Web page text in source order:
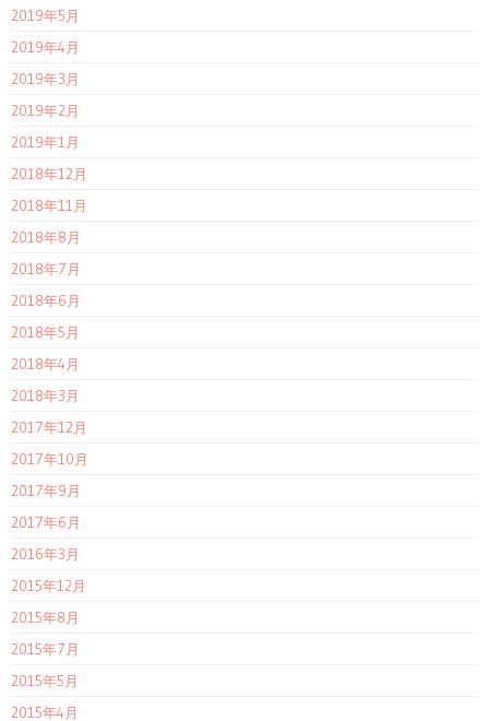
2019年5月
2019年4月
2019年3月
2019年2月
2019年1月
2018年12月
2018年11月
2018年8月
2018年7月
2018年6月
2018年5月
2018年4月
2018年3月
2017年12月
2017年10月
2017年9月
2017年6月
2016年3月
2015年12月
2015年8月
2015年7月
2015年5月
2015年4月